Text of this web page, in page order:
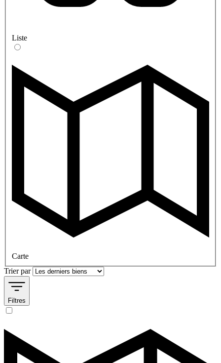
Liste
Carte
Trier par
Filtres